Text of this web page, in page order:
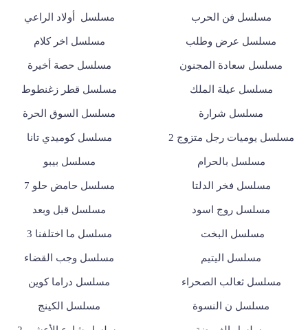
مسلسل فن الحرب مسلسل أولاد الراعي
مسلسل عرض وطلب مسلسل اخر كلام
مسلسل سعادة المجنون مسلسل حصة أخيرة
مسلسل عيلة الملك مسلسل قطر زغنطوط
مسلسل شرارة مسلسل السوق الحرة
مسلسل يوميات رجل متزوج 2 مسلسل كوميدي تانا
مسلسل بالحرام مسلسل بيبو
مسلسل فخر الدلتا مسلسل حامض حلو 7
مسلسل روج اسود مسلسل قبل وبعد
مسلسل البخت مسلسل ما اختلفنا 3
مسلسل اليتيم مسلسل وجب القضاء
مسلسل ثعالب الصحراء مسلسل دراما كوين
مسلسل ن النسوة مسلسل الكينج